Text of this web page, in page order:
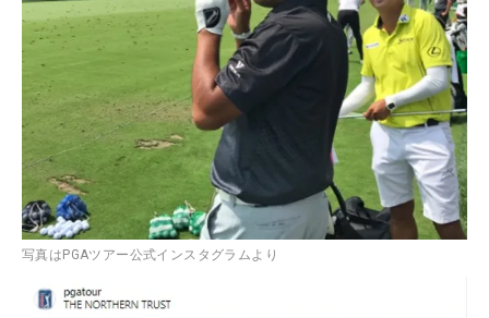
写真はPGAツアー公式インスタグラムより